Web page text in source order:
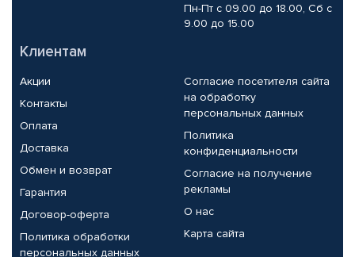
Пн-Пт с 09.00 до 18.00, Сб с
9.00 до 15.00
Клиентам
Акции
Контакты
Оплата
Доставка
Обмен и возврат
Гарантия
Договор-оферта
Политика обработки
персональных данных
Согласие посетителя сайта
на обработку
персональных данных
Политика
конфиденциальности
Согласие на получение
рекламы
О нас
Карта сайта